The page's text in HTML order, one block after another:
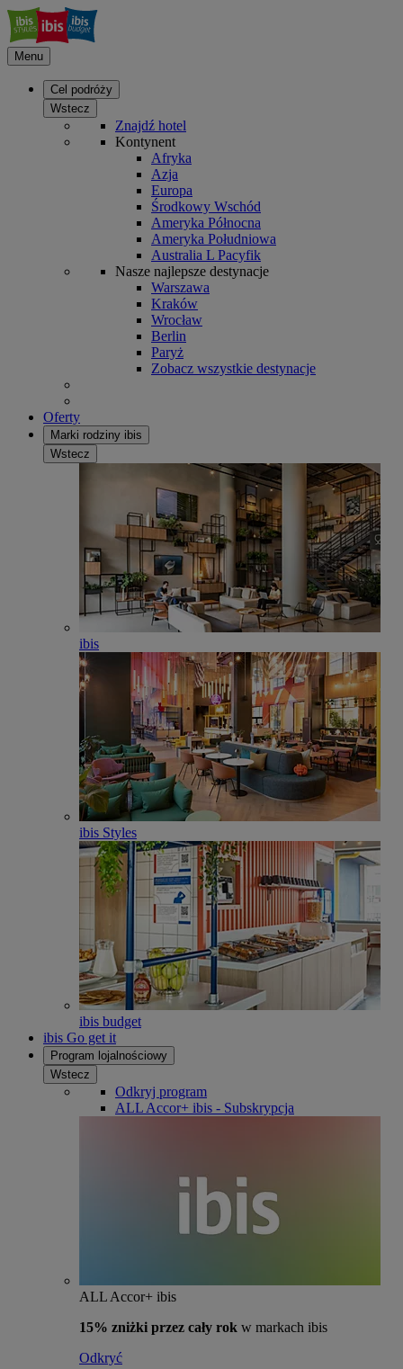
Menu
Cel podróży
Wstecz
Znajdź hotel
Kontynent
Afryka
Azja
Europa
Środkowy Wschód
Ameryka Północna
Ameryka Południowa
Australia L Pacyfik
Nasze najlepsze destynacje
Warszawa
Kraków
Wrocław
Berlin
Paryż
Zobacz wszystkie destynacje
Oferty
Marki rodziny ibis
Wstecz
ibis
ibis Styles
ibis budget
ibis Go get it
Program lojalnościowy
Wstecz
Odkryj program
ALL Accor+ ibis - Subskrypcja
ALL Accor+ ibis
15% zniżki przez cały rok w markach ibis
Odkryć